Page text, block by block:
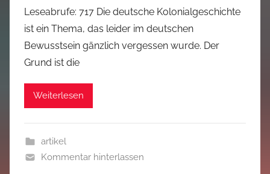
Leseabrufe: 717 Die deutsche Kolonialgeschichte
ist ein Thema, das leider im deutschen
Bewusstsein gänzlich vergessen wurde. Der
Grund ist die
Weiterlesen
artikel
Kommentar hinterlassen